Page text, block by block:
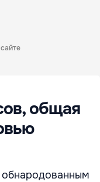
общая